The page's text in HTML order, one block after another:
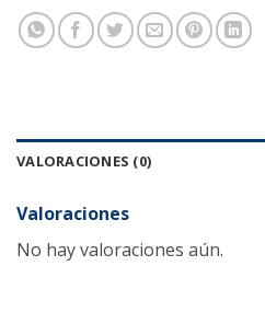
VALORACIONES (0)
Valoraciones
No hay valoraciones aún.